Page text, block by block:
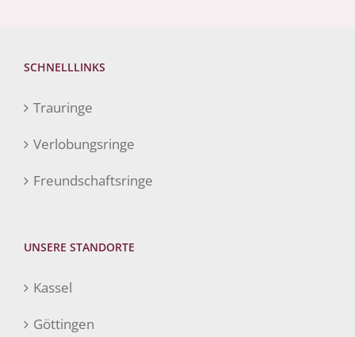
SCHNELLLINKS
Trauringe
Verlobungsringe
Freundschaftsringe
UNSERE STANDORTE
Kassel
Göttingen